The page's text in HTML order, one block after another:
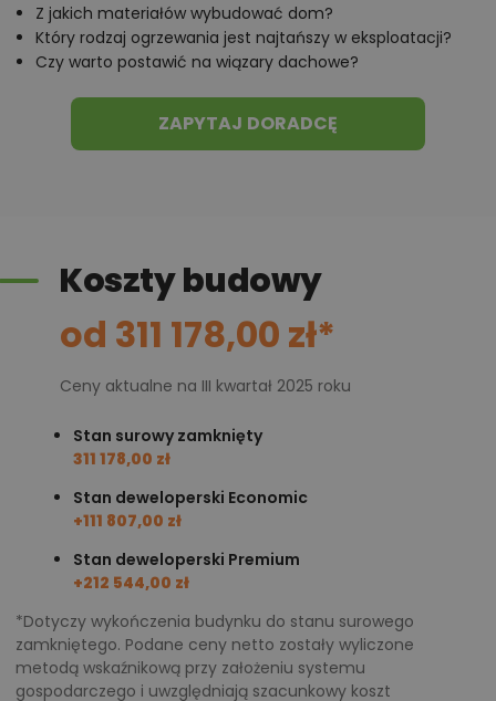
Z jakich materiałów wybudować dom?
Który rodzaj ogrzewania jest najtańszy w eksploatacji?
Czy warto postawić na wiązary dachowe?
ZAPYTAJ DORADCĘ
Koszty budowy
od 311 178,00 zł*
Ceny aktualne na III kwartał 2025 roku
Stan surowy zamknięty
311 178,00 zł
Stan deweloperski Economic
+111 807,00 zł
Stan deweloperski Premium
+212 544,00 zł
*Dotyczy wykończenia budynku do stanu surowego
zamkniętego. Podane ceny netto zostały wyliczone
metodą wskaźnikową przy założeniu systemu
gospodarczego i uwzględniają szacunkowy koszt